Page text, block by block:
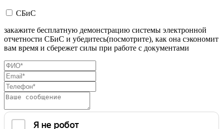
СБиС
закажите бесплатную демонстрацию системы электронной
отчетности СБиС и убедитесь(посмотрите), как она сэкономит
вам время и сбережет силы при работе с документами